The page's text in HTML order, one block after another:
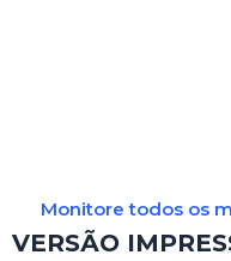
Monitore todos os
VERSÃO